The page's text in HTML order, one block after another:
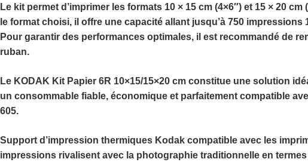
Le kit permet d’imprimer les formats 10 × 15 cm (4×6″) et 15 × 20 cm
le format choisi, il offre une capacité allant jusqu’à 750 impressions
Pour garantir des performances optimales, il est recommandé de
ruban.
Le KODAK Kit Papier 6R 10×15/15×20 cm constitue une solution
un consommable fiable, économique et parfaitement compatible
605.
Support d’impression thermiques Kodak compatible avec les
impressions rivalisent avec la photographie traditionnelle en termes